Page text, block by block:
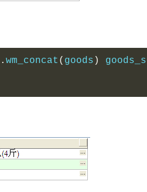
. wm_concat ( goods )